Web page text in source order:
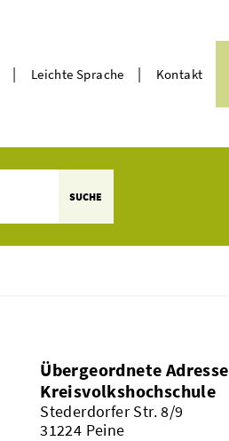
| Leichte Sprache | Kontakt
SUCHE
Übergeordnete Adresse
Kreisvolkshochschule
Stederdorfer Str. 8/9
31224 Peine